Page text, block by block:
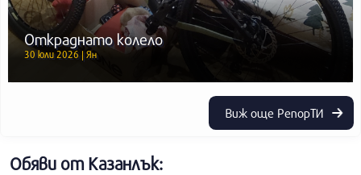
Откраднато колело
30 юли 2026 | Ян
Виж още РепорТИ
Обяви от Казанлък: